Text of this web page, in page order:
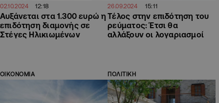
02.10.2024 12:18
Αυξάνεται στα 1.300 ευρώ η
επιδότηση διαμονής σε
Στέγες Ηλικιωμένων
26.09.2024 15:11
Τέλος στην επιδότηση του
ρεύματος: Έτσι θα
αλλάξουν οι λογαριασμοί
ΟΙΚΟΝΟΜΙΑ ΠΟΛΙΤΙΚΗ